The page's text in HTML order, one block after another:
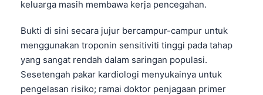
keluarga masih membawa kerja pencegahan.
Bukti di sini secara jujur bercampur-campur untuk
menggunakan troponin sensitiviti tinggi pada tahap
yang sangat rendah dalam saringan populasi.
Sesetengah pakar kardiologi menyukainya untuk
pengelasan risiko; ramai doktor penjagaan primer
ქართული
Русский
Lietuvių kalba
Polski
한국어